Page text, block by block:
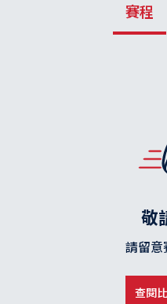
賽程
敬
請留意
查閱